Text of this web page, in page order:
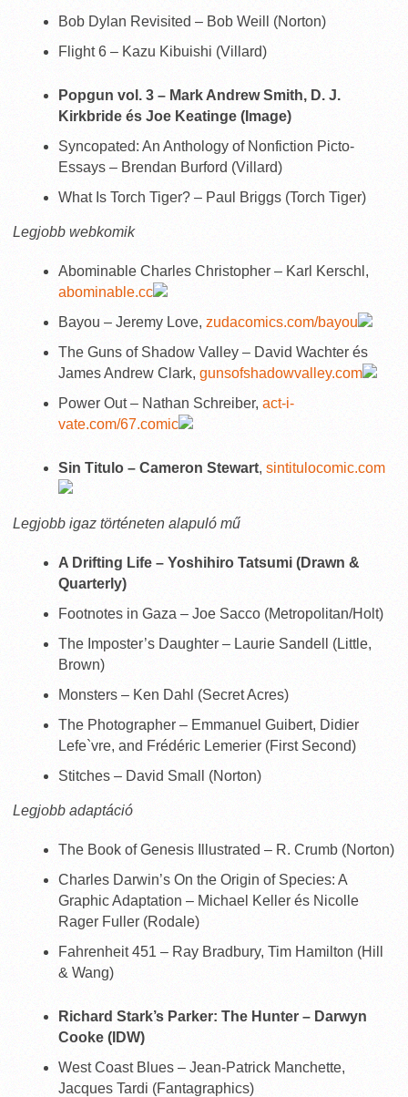
Bob Dylan Revisited – Bob Weill (Norton)
Flight 6 – Kazu Kibuishi (Villard)
Popgun vol. 3 – Mark Andrew Smith, D. J.
Kirkbride és Joe Keatinge (Image)
Syncopated: An Anthology of Nonfiction Picto-
Essays – Brendan Burford (Villard)
What Is Torch Tiger? – Paul Briggs (Torch Tiger)
Legjobb webkomik
Abominable Charles Christopher – Karl Kerschl,
abominable.cc
Bayou – Jeremy Love, zudacomics.com/bayou
The Guns of Shadow Valley – David Wachter és
James Andrew Clark, gunsofshadowvalley.com
Power Out – Nathan Schreiber, act-i-
vate.com/67.comic
Sin Titulo – Cameron Stewart, sintitulocomic.com
Legjobb igaz történeten alapuló mű
A Drifting Life – Yoshihiro Tatsumi (Drawn &
Quarterly)
Footnotes in Gaza – Joe Sacco (Metropolitan/Holt)
The Imposter’s Daughter – Laurie Sandell (Little,
Brown)
Monsters – Ken Dahl (Secret Acres)
The Photographer – Emmanuel Guibert, Didier
Lefe`vre, and Frédéric Lemerier (First Second)
Stitches – David Small (Norton)
Legjobb adaptáció
The Book of Genesis Illustrated – R. Crumb (Norton)
Charles Darwin’s On the Origin of Species: A
Graphic Adaptation – Michael Keller és Nicolle
Rager Fuller (Rodale)
Fahrenheit 451 – Ray Bradbury, Tim Hamilton (Hill
& Wang)
Richard Stark’s Parker: The Hunter – Darwyn
Cooke (IDW)
West Coast Blues – Jean-Patrick Manchette,
Jacques Tardi (Fantagraphics)